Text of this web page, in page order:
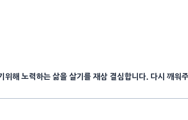
해 노력하는 삶을 살기를 재삼 결심합니다. 다시 깨워